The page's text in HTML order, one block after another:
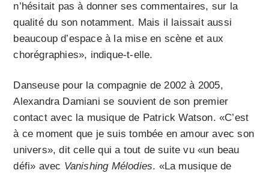
n’hésitait pas à donner ses commentaires, sur la
qualité du son notamment. Mais il laissait aussi
beaucoup d’espace à la mise en scène et aux
chorégraphies», indique-t-elle.
Danseuse pour la compagnie de 2002 à 2005,
Alexandra Damiani se souvient de son premier
contact avec la musique de Patrick Watson. «C’est
à ce moment que je suis tombée en amour avec son
univers», dit celle qui a tout de suite vu «un beau
défi» avec Vanishing Mélodies. «La musique de